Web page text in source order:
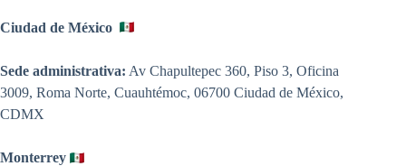
Ciudad de México
Sede administrativa: Av Chapultepec 360, Piso 3, Oficina
3009, Roma Norte, Cuauhtémoc, 06700 Ciudad de México,
CDMX
Monterrey